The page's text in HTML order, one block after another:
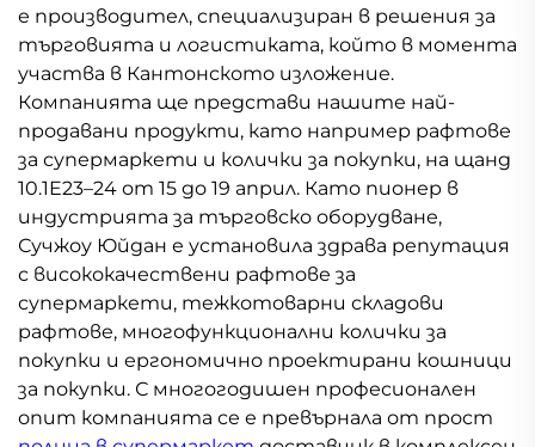
е производител, специализиран в решения за
търговията и логистиката, който в момента
участва в Кантонското изложение.
Компанията ще представи нашите най-
продавани продукти, като например рафтове
за супермаркети и колички за покупки, на щанд
10.1E23–24 от 15 до 19 април. Като пионер в
индустрията за търговско оборудване,
Сучжоу Юйдан е установила здрава репутация
с висококачествени рафтове за
супермаркети, тежкотоварни складови
рафтове, многофункционални колички за
покупки и ергономично проектирани кошници
за покупки. С многогодишен професионален
опит компанията се е превърнала от прост